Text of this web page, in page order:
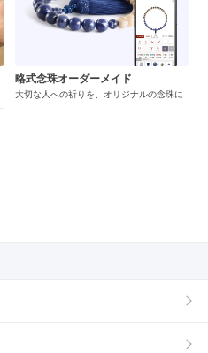
略式念珠オーダーメイド
大切な人への祈りを、オリジナルの念珠に